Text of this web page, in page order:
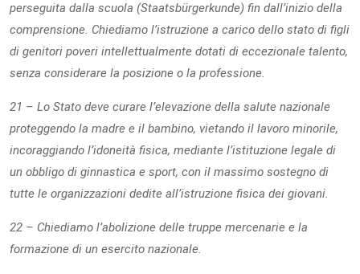
perseguita dalla scuola (Staatsbürgerkunde) fin dall’inizio della
comprensione. Chiediamo l’istruzione a carico dello stato di figli
di genitori poveri intellettualmente dotati di eccezionale talento,
senza considerare la posizione o la professione.
21 – Lo Stato deve curare l’elevazione della salute nazionale
proteggendo la madre e il bambino, vietando il lavoro minorile,
incoraggiando l’idoneità fisica, mediante l’istituzione legale di
un obbligo di ginnastica e sport, con il massimo sostegno di
tutte le organizzazioni dedite all’istruzione fisica dei giovani.
22 – Chiediamo l’abolizione delle truppe mercenarie e la
formazione di un esercito nazionale.